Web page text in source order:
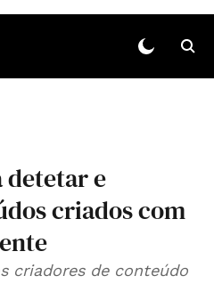
detetar e
criados com
criadores de conteúdo